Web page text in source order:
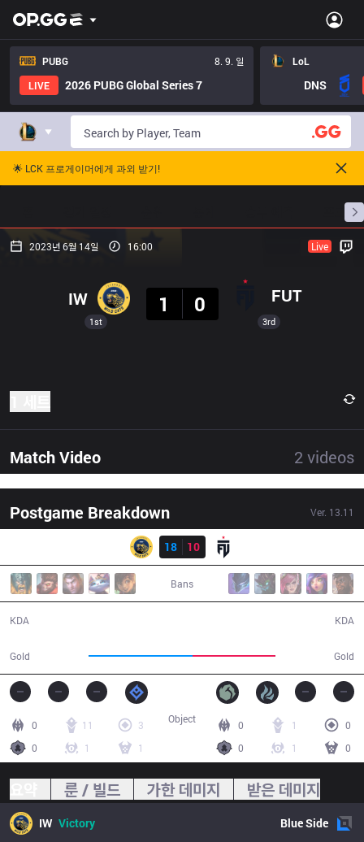
PUBG
8. 9. 일
LIVE
2026 PUBG Global Series 7
LoL
DNS
🌟 LCK 프로게이머에게 과외 받기!
프로빌
2023년 6월 14일 16:00 Live
1st
IW
1
0 FUT
3rd
Match Video 2 videos
Postgame Breakdown Ver. 13.11
18
10
Bans
KDA
Gold Gold
KDA
0 11
3
0
1 1
0 1
0
0
1 0
Object
룬 / 빌드 가한 데미지 받은 데미지
IW Victory BlueSide